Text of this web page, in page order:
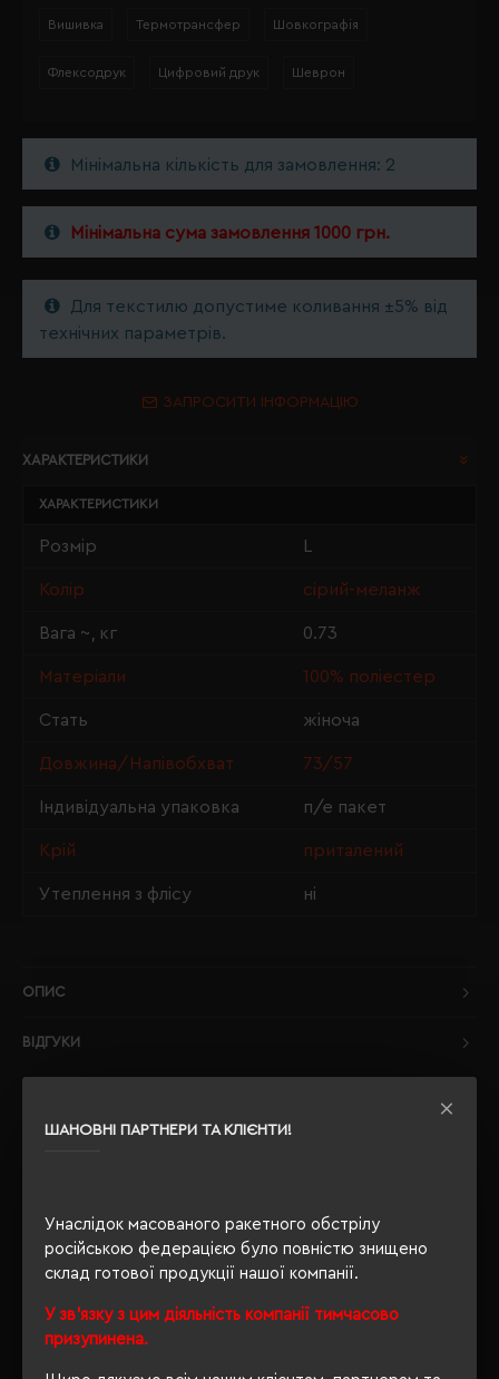
ШАНОВНІ ПАРТНЕРИ ТА КЛІЄНТИ!
Унаслідок масованого ракетного обстрілу
російською федерацією було повністю знищено
склад готової продукції нашої компанії.
У зв'язку з цим діяльність компанії тимчасово
призупинена.
Вишивка Термотрансфер Шовкографія
Флексодрук Цифровий друк Шеврон
Мінімальна кількість для замовлення: 2
Мінімальна сума замовлення 1000 грн.
Для текстилю допустиме коливання ±5% від
технічних параметрів.
ЗАПРОСИТИ ІНФОРМАЦІЮ
ХАРАКТЕРИСТИКИ
ХАРАКТЕРИСТИКИ
Розмір
Колір сірий-меланж
Вага ~, кг 0.73
Матеріали 100% поліестер
Стать жіноча
Довжина/Напівобхват 73/57
Індивідуальна упаковка п/е пакет
Крій приталений
Утеплення з флісу ні
ОПИС
ВІДГУКИ